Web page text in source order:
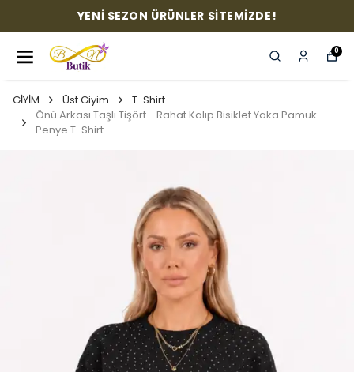
YENİ SEZON ÜRÜNLER SİTEMİZDE!
0
GİYİM Üst Giyim
T-Shirt
Önü Arkası Taşlı Tişört - Rahat Kalıp Bisiklet Yaka Pamuk
Penye T-Shirt